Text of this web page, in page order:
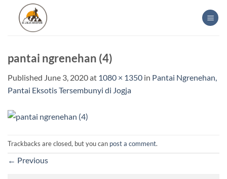
content
pantai ngrenehan (4)
Published June 3, 2020at 1080 × 1350 in Pantai Ngrenehan,
Pantai Eksotis Tersembunyi di Jogja
Trackbacks are closed, but you can post a comment.
← Previous